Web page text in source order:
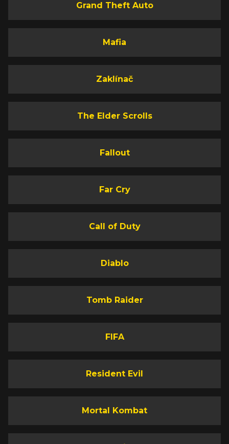
Grand Theft Auto
Mafia
Zaklínač
The Elder Scrolls
Fallout
Far Cry
Call of Duty
Diablo
Tomb Raider
FIFA
Resident Evil
Mortal Kombat